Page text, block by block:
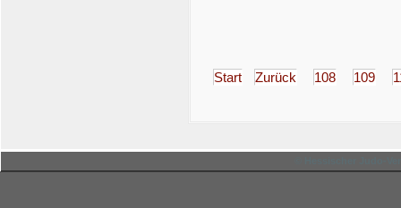
Start Zurück 108 109